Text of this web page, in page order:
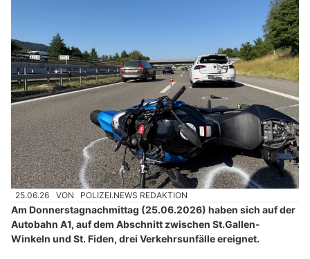
25.06.26 VON POLIZEI.NEWS REDAKTION
Am Donnerstagnachmittag (25.06.2026) haben sich auf der
Autobahn A1, auf dem Abschnitt zwischen St.Gallen-
Winkeln und St. Fiden, drei Verkehrsunfälle ereignet.